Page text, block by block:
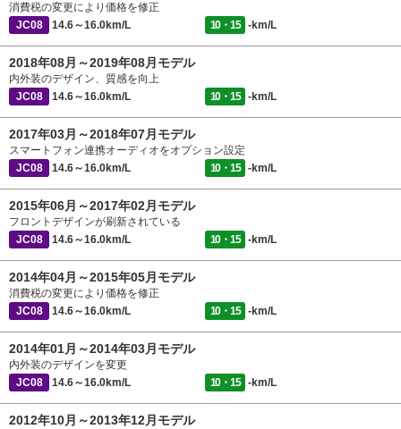
消費税の変更により価格を修正
JC08
14.6～16.0km/L 10・15 -km/L
2018年08月～2019年08月モデル
内外装のデザイン、質感を向上
JC08
14.6～16.0km/L 10・15 -km/L
2017年03月～2018年07月モデル
スマートフォン連携オーディオをオプション設定
JC08
14.6～16.0km/L 10・15 -km/L
2015年06月～2017年02月モデル
フロントデザインが刷新されている
JC08
14.6～16.0km/L 10・15 -km/L
2014年04月～2015年05月モデル
消費税の変更により価格を修正
JC08
14.6～16.0km/L 10・15 -km/L
2014年01月～2014年03月モデル
内外装のデザインを変更
JC08
14.6～16.0km/L 10・15 -km/L
2012年10月～2013年12月モデル